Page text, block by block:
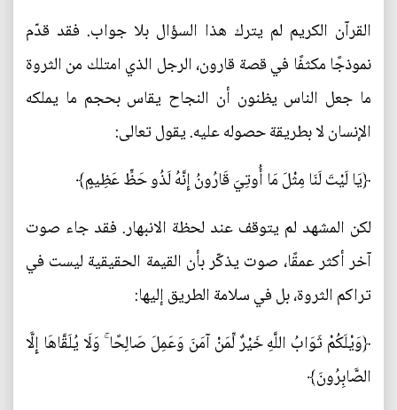
القرآن الكريم لم يترك هذا السؤال بلا جواب. فقد قدّم
نموذجًا مكثفًا في قصة قارون، الرجل الذي امتلك من الثروة
ما جعل الناس يظنون أن النجاح يقاس بحجم ما يملكه
الإنسان لا بطريقة حصوله عليه. يقول تعالى:
﴿يَا لَيْتَ لَنَا مِثْلَ مَا أُوتِيَ قَارُونُ إِنَّهُ لَذُو حَظٍّ عَظِيمٍ﴾
لكن المشهد لم يتوقف عند لحظة الانبهار. فقد جاء صوت
آخر أكثر عمقًا، صوت يذكّر بأن القيمة الحقيقية ليست في
تراكم الثروة، بل في سلامة الطريق إليها:
﴿وَيْلَكُمْ ثَوَابُ اللَّهِ خَيْرٌ لِّمَنْ آمَنَ وَعَمِلَ صَالِحًا ۚ وَلَا يُلَقَّاهَا إِلَّا
الصَّابِرُونَ﴾